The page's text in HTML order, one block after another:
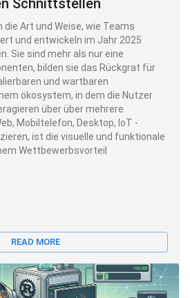
Art und Weise, wie Teams
und entwickeln im Jahr 2025
Sie sind mehr als nur eine
bilden sie das Rückgrat für
und wartbaren
ökosystem, in dem die Nutzer
über über mehrere
Mobiltelefon, Desktop, IoT -
ist die visuelle und funktionale
Wettbewerbsvorteil
READ MORE